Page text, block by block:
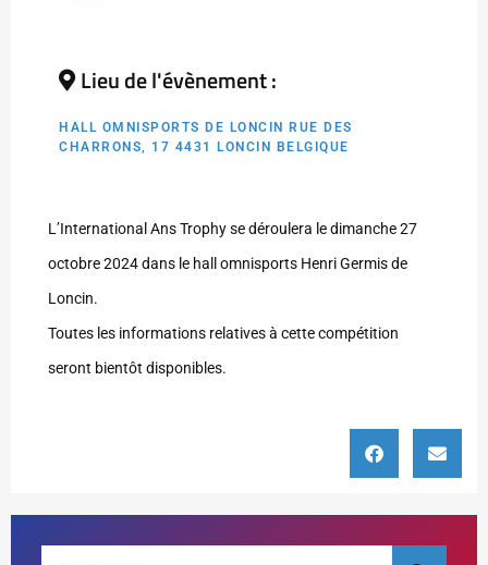
Lieu de l'évènement :
HALL OMNISPORTS DE LONCIN RUE DES
CHARRONS, 17 4431 LONCIN BELGIQUE
L’International Ans Trophy se déroulera le dimanche 27
octobre 2024 dans le hall omnisports Henri Germis de
Loncin.
Toutes les informations relatives à cette compétition
seront bientôt disponibles.